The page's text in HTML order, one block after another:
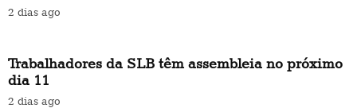
2 dias ago
Trabalhadores da SLB têm assembleia no próximo
dia 11
2 dias ago